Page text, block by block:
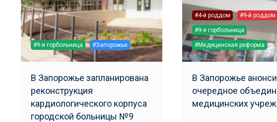
#9-я горбольница #Запорожье
В Запорожье запланирована
реконструкция
кардиологического корпуса
городской больницы №9
#4-й роддом #9-й роддом
#9-я горбольница
#Медицинская реформа
В Запорожье
очередное
медицинских